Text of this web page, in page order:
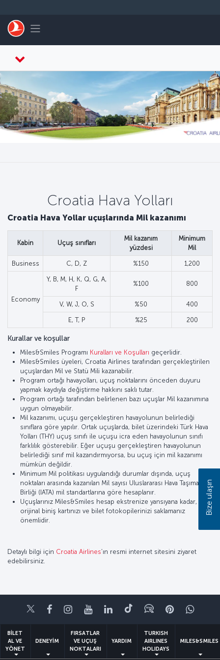
Toggle navigation
Croatia Hava Yolları
Croatia Hava Yollar uçuşlarında Mil kazanımı
Kabin Uçuş sınıfları
Mil kazanım
yüzdesi
Minimum
Mil
Business C, D, Z %150 1,200
Economy
Y, B, M, H, K, Q, G, A,
F
%100 800
V, W, J, O, S %50 400
E, T, P %25 200
Kurallar ve koşullar
Miles&Smiles Programı Kuralları ve Koşulları geçerlidir.
Miles&Smiles üyeleri, Croatia Airlines tarafından gerçekleştirilen
uçuşlardan Mil ve Statü Mili kazanabilir.
Program ortağı havayolları, uçuş noktalarını önceden duyuru
yapmak kaydıyla değiştirme hakkını saklı tutar.
Program ortağı tarafından belirlenen bazı uçuşlar Mil kazanımına
uygun olmayabilir.
Mil kazanımı, uçuşu gerçekleştiren havayolunun belirlediği
sınıflara göre yapılır. Ortak uçuşlarda, bilet üzerindeki Türk Hava
Yolları (THY) uçuş sınıfı ile uçuşu icra eden havayolunun sınıfı
farklılık gösterebilir. Eğer uçuşu gerçekleştiren havayolunun
belirlediği sınıf mil kazandırmıyorsa, bu uçuş için mil kazanımı
mümkün değildir.
Minimum Mil politikası uygulandığı durumlar dışında, uçuş
noktaları arasında kazanılan Mil sayısı Uluslararası Hava Taşımacılığı
Birliği (IATA) mil standartlarına göre hesaplanır.
Uçuşlarınız Miles&Smiles hesap ekstrenize yansıyana kadar,
orijinal biniş kartınızı ve bilet fotokopilerinizi saklamanız
önemlidir.
Detaylı bilgi için Croatia Airlines’ın resmi internet sitesini ziyaret
edebilirsiniz.
TwitterFacebookInstagram
YoutubeLinkedIn
TiktokBlogPinterest
BİLET
AL VE
YÖNET
DENEYİM
FIRSATLAR
VE UÇUŞ
NOKTALARI
YARDIM
TURKISH
AIRLINES
HOLIDAYS
MILES&SMILES
Bize ulaşın